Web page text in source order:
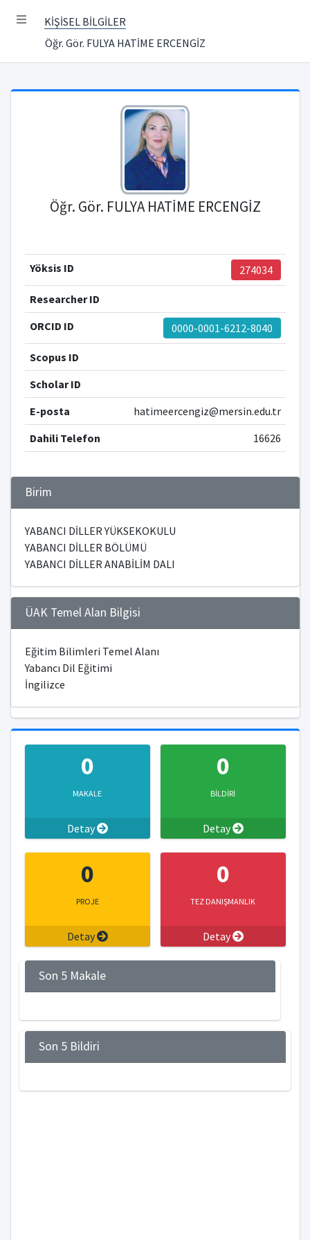
KİŞİSEL BİLGİLER
Öğr. Gör. FULYA HATİME ERCENGİZ
Öğr. Gör. FULYA HATİME ERCENGİZ
Yöksis ID 274034
Researcher ID
ORCID ID
0000-0001-6212-8040
Scopus ID
Scholar ID
E-posta
hatimeercengiz@mersin.edu.tr
Dahili Telefon
16626
Birim
YABANCI DİLLER YÜKSEKOKULU
YABANCI DİLLER BÖLÜMÜ
YABANCI DİLLER ANABİLİM DALI
ÜAK Temel Alan Bilgisi
Eğitim Bilimleri Temel Alanı
Yabancı Dil Eğitimi
İngilizce
0
MAKALE
Detay
0
BİLDİRİ
Detay
0
PROJE
Detay
0
TEZ DANIŞMANLIK
Detay
Son 5 Makale
Son 5 Bildiri